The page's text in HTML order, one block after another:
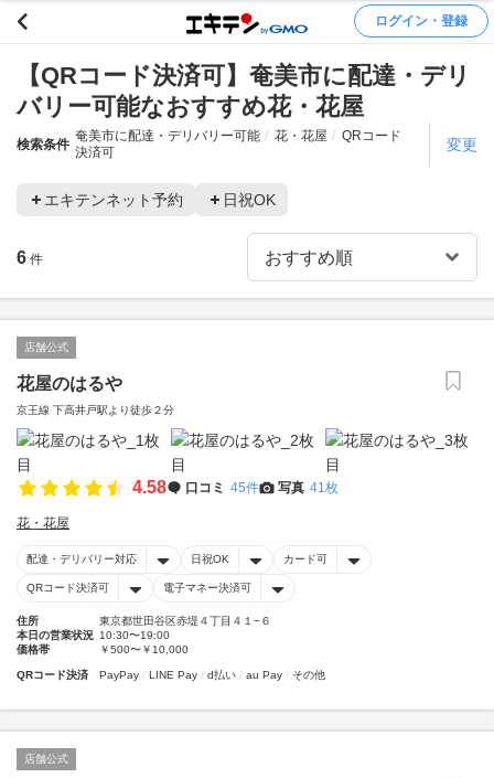
ログイン・登録
【QRコード決済可】奄美市に配達・デリ
バリー可能なおすすめ花・花屋
検索条件
奄美市に配達・デリバリー可能 花・花屋
QRコード
決済可
変更
エキテンネット予約 日祝OK
6 件
店舗公式
花屋のはるや
京王線 下高井戸駅より徒歩２分
4.58 口コミ 45件 写真 41枚
花・花屋
配達・デリバリー対応 日祝OK カード可
QRコード決済可 電子マネー決済可
住所
東京都世田谷区赤堤４丁目４１−６
本日の営業状況 10:30〜19:00
価格帯
￥500〜￥10,000
QRコード決済 PayPay LINE Pay d払い au Pay その他
店舗公式